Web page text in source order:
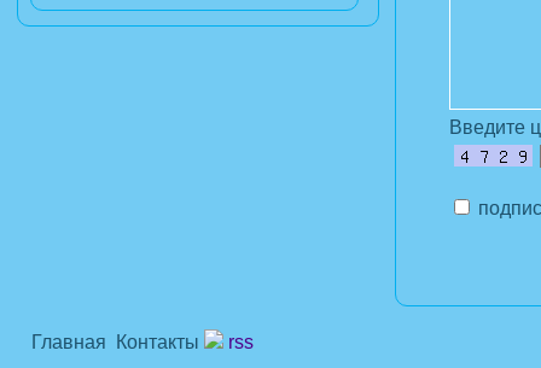
Введите
Главная Контакты rss